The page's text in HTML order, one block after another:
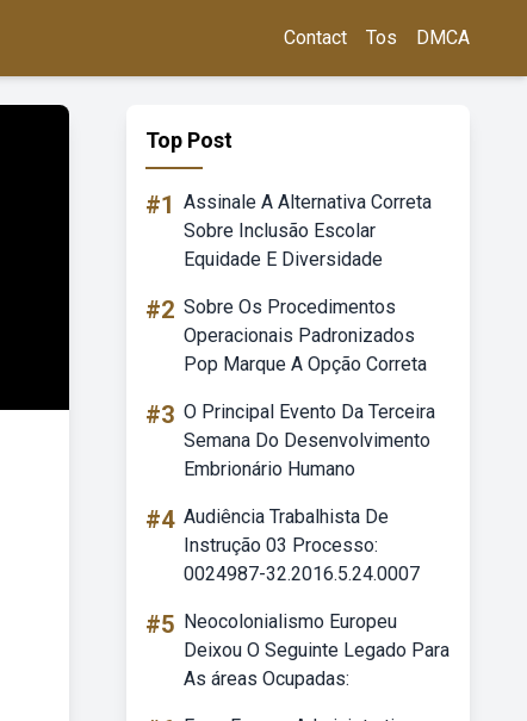
Contact Tos DMCA
Top Post
#1 Assinale A Alternativa Correta
Sobre Inclusão Escolar
Equidade E Diversidade
#2 Sobre Os Procedimentos
Operacionais Padronizados
Pop Marque A Opção Correta
#3 O Principal Evento Da Terceira
Semana Do Desenvolvimento
Embrionário Humano
#4 Audiência Trabalhista De
Instrução 03 Processo:
0024987-32.2016.5.24.0007
#5 Neocolonialismo Europeu
Deixou O Seguinte Legado Para
As áreas Ocupadas: